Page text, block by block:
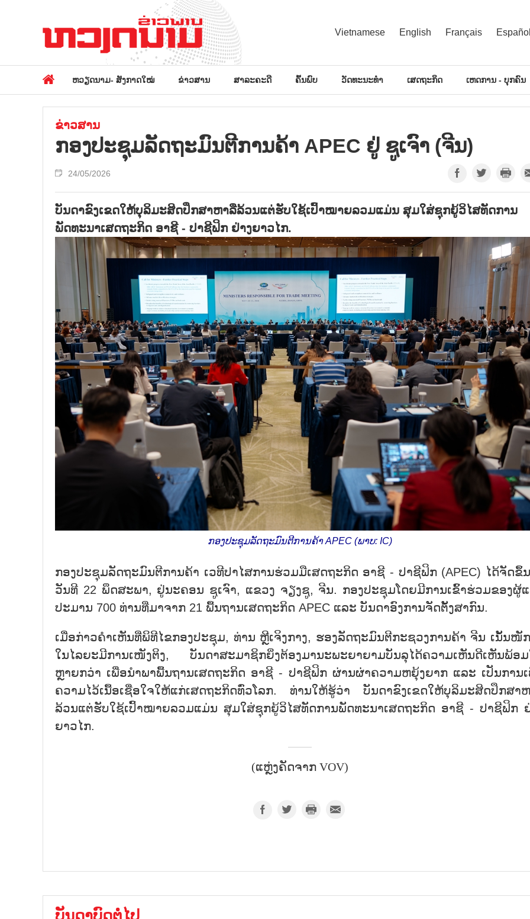
Vietnamese English Français
ຫວຽດນາມ- ສັງກາດໃໝ່ ຂ່າວສານ ສາລະຄະດີ ຄົ້ນພົບ ວັດທະນະທຳ ເສດຖະກິດ ເຫດການ - ບຸກຄົນ
ຂ່າວສານ
ກອງປະຊຸມລັດຖະມົນຕີການຄ້າ APEC ຢູ່ ຊູເຈົາ (ຈີນ)
24/05/2026
ບັນດາຂົງເຂດໃຫ້ບຸລິມະສິດປຶກສາຫາລືລ້ວນແຕ່ຮັບໃຊ້ເປົ້າໝາຍລວມແມ່ນ ສຸມໃສ່ຊຸກຍູ້ວິໄສທັດການ
ພັດທະນາເສດຖະກິດ ອາຊີ - ປາຊີຟິກ ຢ່າງຍາວໄກ.
ກອງປະຊຸມລັດຖະມົນຕີການຄ້າ APEC (ພາບ: IC)
ກອງ​ປ​ະ​ຊຸມ​ລັດ​ຖະ​ມົນ​ຕີ​ການ​ຄ້າ ເວ​ທີ​ປາ​ໄສ​ການຮ່ວມ​ມື​ເສດ​ຖະ​ກິດ ອາ​ຊີ - ປາ​ຊີ​ຟິກ (APEC) ໄດ້​ຈັດ​ຂຶ້
ວັນ​ທີ 22 ພຶດ​ສະ​ພາ, ຢູ່​ນະ​ຄອນ ຊູ​ເຈົາ, ແຂວງ ຈຽງ​ຊູ, ຈີນ. ກອງ​ປະ​ຊຸມ​ໂດຍ​ມີ​ການ​ເຂົ້າ​ຮ່ວມ​ຂອງ​ຜູ້​
ປະ​ມານ 700 ທ່ານ​ທີ່​ມາ​ຈາກ 21 ພື້ນ​ຖານ​ເສດ​ຖະ​ກິດ APEC ແລະ ບັນ​ດາ​ອົງ​ການ​ຈັດ​ຕັ້ງ​ສາ​ກົນ.
ເມື່ອ​ກ່າວ​ຄຳ​ເຫັນ​ທີ່​ພິ​ທີ​ໄຂ​ກອງ​ປະ​ຊຸມ, ທ່ານ ຫຼີ​ເຈິງກາງ, ຮອງ​ລັດ​ຖະ​ມົນ​ຕີ​ກະ​ຊວງ​ການ​ຄ້າ ຈີນ ເນັ້ນ​ໜັ
ໃນ​ໄລ​ຍະ​ມີ​ການ​ເໜັງ​ຕິງ, ບັນ​ດາ​ສະ​ມາ​ຊິກ​ຍິ່ງ​ຕ້ອງ​ມາ​ນະ​ພະ​ຍາຍ​າມ​ບັນ​ລຸ​ໄດ້​ຄວາມ​ເຫັນ​ດີ​ເຫັນ​ພ້ອ
ຫຼາຍກວ່າ ເພື່ອ​ນຳ​ພາ​ພື້ນ​ຖານ​ເສດ​ຖະ​ກິດ ອາ​ຊີ - ປາ​ຊີ​ຟິກ ຜ່ານ​ຜ່າ​ຄວາມ​ຫຍຸ້ງ​ຍາກ ແລະ ເປັນ​ການ​​
ຄວາມ​ໄວ້​ເນື້ອ​ເຊື່ອ​ໃຈ​ໃຫ້​ແກ່​ເສດ​ຖະ​ກິດ​ທົ່​ວ​ໂລກ. ທ່ານ​ໃຫ້​ຮູ້​ວ່າ ບັນ​ດາ​ຂົງ​ເຂດ​ໃຫ້​ບຸ​ລິ​ມະ​ສິດ​ປຶກ​ສາ​
ລ້ວນ​ແຕ່​ຮັບ​ໃຊ້​ເປົ້າ​ໝາຍ​ລວມ​ແມ່ນ ສຸມ​ໃສ່​ຊຸກ​ຍູ້​ວິ​ໄສ​ທັດ​ການ​ພັດ​ທະ​ນາ​ເສດ​ຖະ​ກິດ ອາ​ຊີ - ປາ​ຊີ​ຟິກ
ຍາວ​ໄກ.
(ແຫຼ່ງຄັດຈາກ VOV)
ບັນດາບົດຕໍ່ໄປ